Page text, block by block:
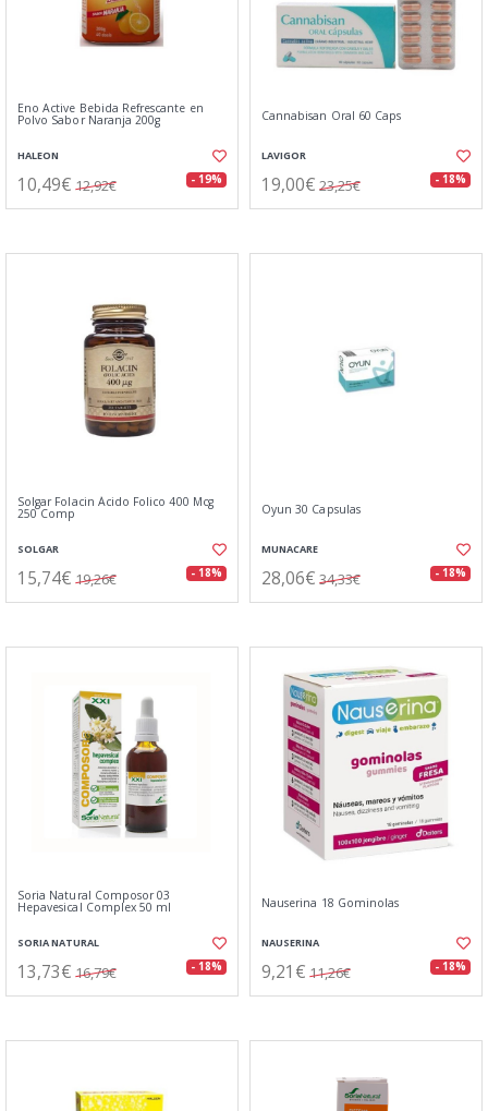
Eno Active Bebida Refrescante en
Polvo Sabor Naranja 200g
HALEON
10,49€ 12,92€ - 19%
Cannabisan Oral 60 Caps
LAVIGOR
19,00€ 23,25€ - 18%
Solgar Folacin Ácido Folico 400 Mcg
250 Comp
SOLGAR
15,74€ 19,26€ - 18%
Oyun 30 Capsulas
MUNACARE
28,06€ 34,33€ - 18%
Soria Natural Composor 03
Hepavesical Complex 50 ml
SORIA NATURAL
13,73€ 16,79€ - 18%
Nauserina 18 Gominolas
NAUSERINA
9,21€ 11,26€ - 18%